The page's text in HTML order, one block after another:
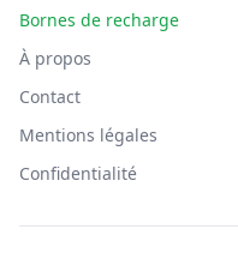
Bornes de recharge
À propos
Contact
Mentions légales
Confidentialité